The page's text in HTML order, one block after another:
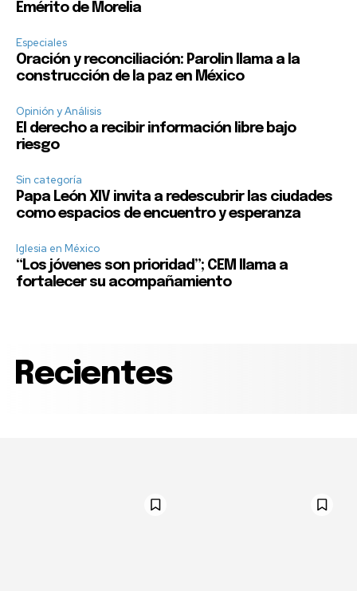
Emérito de Morelia
Especiales
Oración y reconciliación: Parolin llama a la
construcción de la paz en México
Opinión y Análisis
El derecho a recibir información libre bajo
riesgo
Sin categoría
Papa León XIV invita a redescubrir las ciudades
como espacios de encuentro y esperanza
Iglesia en México
“Los jóvenes son prioridad”; CEM llama a
fortalecer su acompañamiento
Recientes